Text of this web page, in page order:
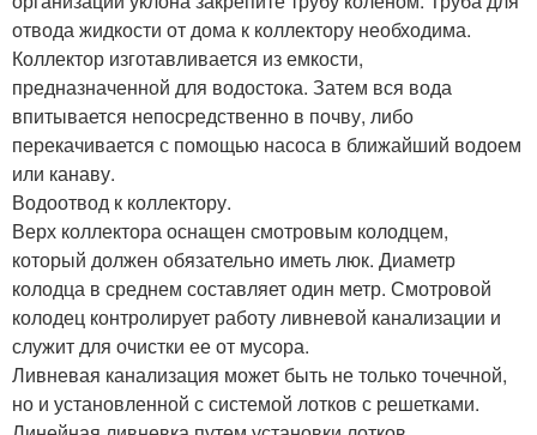
отвода жидкости от дома к коллектору необходима.
Коллектор изготавливается из емкости,
предназначенной для водостока. Затем вся вода
впитывается непосредственно в почву, либо
перекачивается с помощью насоса в ближайший водоем
или канаву.
Водоотвод к коллектору.
Верх коллектора оснащен смотровым колодцем,
который должен обязательно иметь люк. Диаметр
колодца в среднем составляет один метр. Смотровой
колодец контролирует работу ливневой канализации и
служит для очистки ее от мусора.
Ливневая канализация может быть не только точечной,
но и установленной с системой лотков с решетками.